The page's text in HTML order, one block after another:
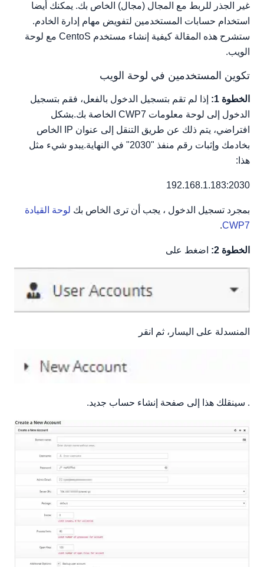
عناوين IP للخادم:
صفقة:
Inodes:
حد العملية:
الملفات المفتوحة:
زر إنشاء:
دروس تعليمية ذات صلة:
غير الجذر للربط مع المجال (مجال) الخاص بك. يمكنك أيضا
استخدام حسابات المستخدمين لتفويض مهام إدارة الخادم.
ستشرح هذه المقالة كيفية إنشاء مستخدم CentoS مع لوحة
الويب.
تكوين المستخدمين في لوحة الويب
الخطوة 1:
إذا لم تقم بتسجيل الدخول بالفعل، فقم بتسجيل
الدخول إلى لوحة معلومات CWP7 الخاصة بك.بشكل
افتراضي، يتم ذلك عن طريق التنقل إلى عنوان IP الخاص
بخادمك وإثبات رقم منفذ "2030" في النهاية.يبدو شيء مثل
هذا:
192.168.1.183:2030
بمجرد تسجيل الدخول ، يجب أن ترى الخاص بك لوحة القيادة
CWP7
.
الخطوة 2: اضغط على
المنسدلة على اليسار، ثم انقر
. سينقلك هذا إلى صفحة إنشاء حساب جديد.